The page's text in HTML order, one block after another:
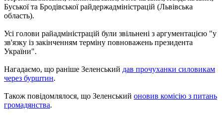
Буської та Бродівської райдержадміністрацій (Львівська
область).
Усі голови райадміністрацій були звільнені з аргументацією "у
зв'язку із закінченням терміну повноважень президента
України".
Нагадаємо, що раніше Зеленський дав прочуханки силовикам
через бурштин.
Також повідомлялося, що Зеленський оновив комісію з питань
громадянства.